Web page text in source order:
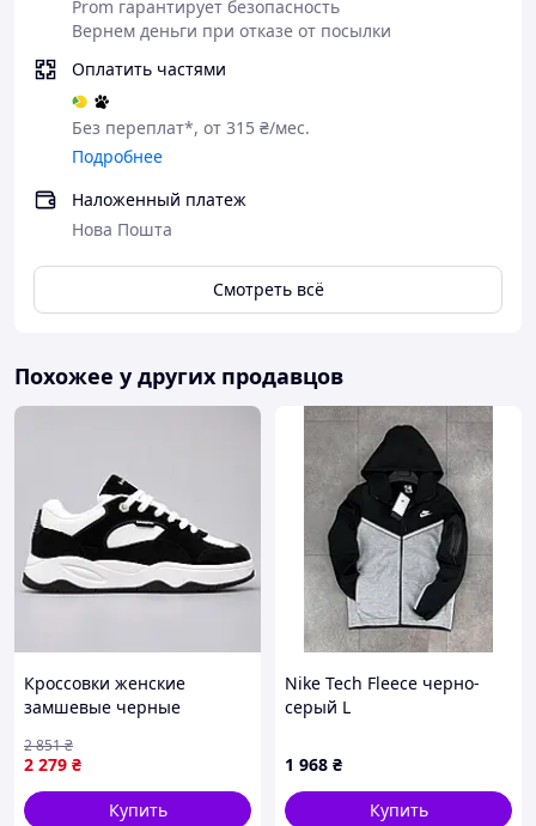
Prom гарантирует безопасность
Вернем деньги при отказе от посылки
Оплатить частями
Без переплат*, от 315 ₴/мес.
Подробнее
Наложенный платеж
Нова Пошта
Смотреть всё
Похожее у других продавцов
Кроссовки женские
замшевые черные
спортивные Seli Кросівки
жіночі замшеві чорні
демісезонні спортивні
2 279 ₴
2 851₴
Купить
Nike Tech Fleece черно-
серый L
1 968 ₴
Купить